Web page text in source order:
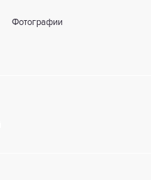
Фотографии